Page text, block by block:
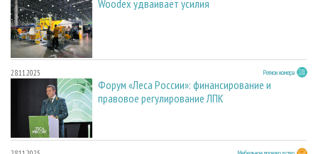
Woodex удваивает усилия
28.11.2025 Регион номера
Форум «Леса России»: финансирование и
правовое регулирование ЛПК